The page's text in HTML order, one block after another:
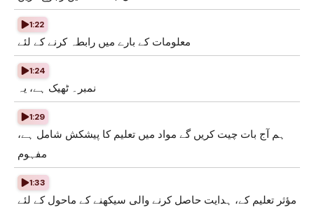
1:22
معلومات کے بارے میں رابطہ کرنے کے لئے
1:24
نمبر۔ ٹھیک ہے، یہ
1:29
ہم آج بات چیت کریں گے مواد میں تعلیم کا پیشکش شامل ہے،
مفہوم
1:33
مؤثر تعلیم کے، ہدایت حاصل کرنے والی سیکھنے کے ماحول کے لئے